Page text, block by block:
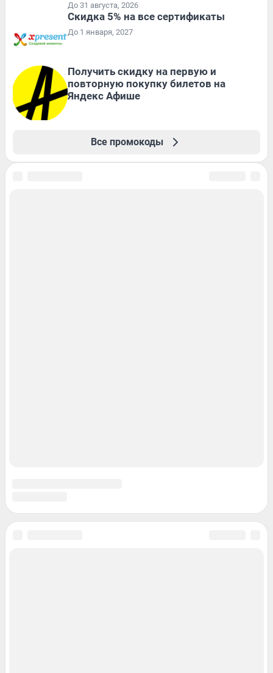
До 31 августа, 2026
Скидка 5% на все сертификаты
До 1 января, 2027
Получить скидку на первую и
повторную покупку билетов на
Яндекс Афише
Все промокоды